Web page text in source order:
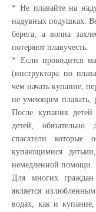
* Не плавайте на
надувных подушках.
берега, а волна
потеряют плавучесть.
* Если проводится
(инструктора по
чем начать купание,
не умеющим плавать,
После купания
детей,
спасатели которые
купающимися
немедленной помощи.
Для многих
является
водах, как и